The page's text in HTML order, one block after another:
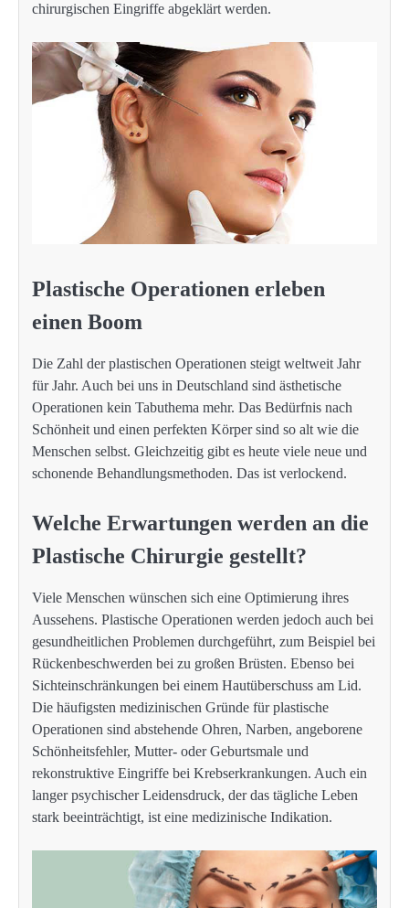
chirurgischen Eingriffe abgeklärt werden.
Plastische Operationen erleben
einen Boom
Die Zahl der plastischen Operationen steigt weltweit Jahr
für Jahr. Auch bei uns in Deutschland sind ästhetische
Operationen kein Tabuthema mehr. Das Bedürfnis nach
Schönheit und einen perfekten Körper sind so alt wie die
Menschen selbst. Gleichzeitig gibt es heute viele neue und
schonende Behandlungsmethoden. Das ist verlockend.
Welche Erwartungen werden an die
Plastische Chirurgie gestellt?
Viele Menschen wünschen sich eine Optimierung ihres
Aussehens. Plastische Operationen werden jedoch auch bei
gesundheitlichen Problemen durchgeführt, zum Beispiel bei
Rückenbeschwerden bei zu großen Brüsten. Ebenso bei
Sichteinschränkungen bei einem Hautüberschuss am Lid.
Die häufigsten medizinischen Gründe für plastische
Operationen sind abstehende Ohren, Narben, angeborene
Schönheitsfehler, Mutter- oder Geburtsmale und
rekonstruktive Eingriffe bei Krebserkrankungen. Auch ein
langer psychischer Leidensdruck, der das tägliche Leben
stark beeinträchtigt, ist eine medizinische Indikation.